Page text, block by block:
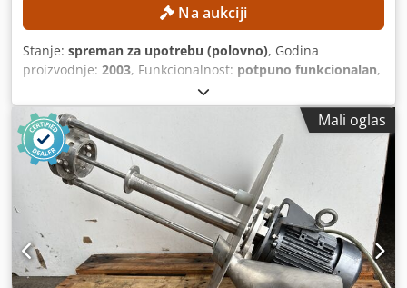
Na aukciji
Stanje: spreman za upotrebu (polovno), Godina
proizvodnje: 2003, Funkcionalnost: potpuno funkcionalan,
M01.16.21.51.02
ose X:1.600 mm, Y osa hod:1.200 mm, radni hod Z-ose:
500 mm, brzina vretena (maks.): 10.000 o/min, Ne postoji
minimalna cena – garantovana prodaja po najvišoj ponudi!
TEHNIČKE KARAKTERISTIKE Hod po X osi: 1.600 mm Hod po
Y osi: 1.200 mm Hod po Z osi: 500 mm Hod po W osi: 1.200
mm Hod po B osi: 360° Brzina vretena: 10.000 obrtaja u
minuti Snaga motora vretena: 30 kW Pogonski sistem za
pomak: Besčetkavi AC servomotori Brzina pomaka: 0–
20.000 mm/min Brzi hod po X osi: 20.000 mm/min Brzi hod
po Y i Z osi: 20.000 mm/min Ručni režim: 20.000 mm/min
Mali oglas